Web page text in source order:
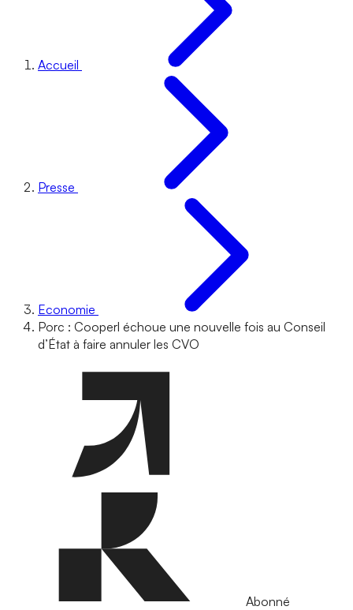
Accueil
Presse
Economie
Porc : Cooperl échoue une nouvelle fois au Conseil
d’État à faire annuler les CVO
Abonné